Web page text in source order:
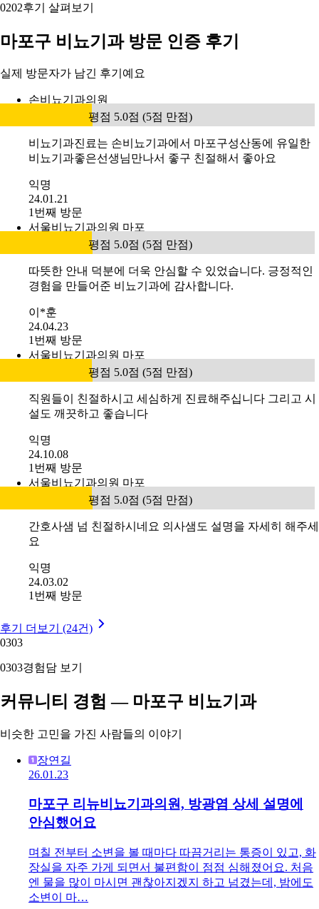
0202후기 살펴보기
마포구 비뇨기과 방문 인증 후기
실제 방문자가 남긴 후기예요
손비뇨기과의원
평점 5.0점 (5점 만점)
비뇨기과진료는 손비뇨기과에서 마포구성산동에 유일한
비뇨기과좋은선생님만나서 좋구 친절해서 좋아요
익명
24.01.21
1번째 방문
서울비뇨기과의원 마포
평점 5.0점 (5점 만점)
따뜻한 안내 덕분에 더욱 안심할 수 있었습니다. 긍정적인
경험을 만들어준 비뇨기과에 감사합니다.
이*훈
24.04.23
1번째 방문
서울비뇨기과의원 마포
평점 5.0점 (5점 만점)
직원들이 친절하시고 세심하게 진료해주십니다 그리고 시
설도 깨끗하고 좋습니다
익명
24.10.08
1번째 방문
서울비뇨기과의원 마포
평점 5.0점 (5점 만점)
간호사샘 넘 친절하시네요 의사샘도 설명을 자세히 해주세
요
익명
24.03.02
1번째 방문
후기 더보기 (24건)
0303
0303경험담 보기
커뮤니티 경험 — 마포구 비뇨기과
비슷한 고민을 가진 사람들의 이야기
장연길
26.01.23
마포구 리뉴비뇨기과의원, 방광염 상세 설명에
안심했어요
며칠 전부터 소변을 볼 때마다 따끔거리는 통증이 있고, 화
장실을 자주 가게 되면서 불편함이 점점 심해졌어요. 처음
엔 물을 많이 마시면 괜찮아지겠지 하고 넘겼는데, 밤에도
소변이 마…